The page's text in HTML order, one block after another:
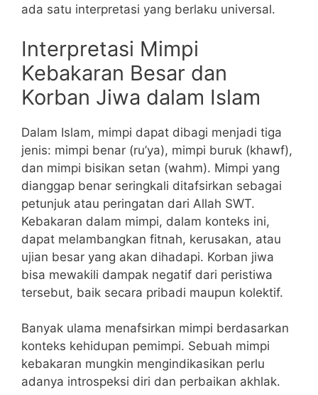
ada satu interpretasi yang berlaku universal.
Interpretasi Mimpi
Kebakaran Besar dan
Korban Jiwa dalam Islam
Dalam Islam, mimpi dapat dibagi menjadi tiga
jenis: mimpi benar (ru’ya), mimpi buruk (khawf),
dan mimpi bisikan setan (wahm). Mimpi yang
dianggap benar seringkali ditafsirkan sebagai
petunjuk atau peringatan dari Allah SWT.
Kebakaran dalam mimpi, dalam konteks ini,
dapat melambangkan fitnah, kerusakan, atau
ujian besar yang akan dihadapi. Korban jiwa
bisa mewakili dampak negatif dari peristiwa
tersebut, baik secara pribadi maupun kolektif.
Banyak ulama menafsirkan mimpi berdasarkan
konteks kehidupan pemimpi. Sebuah mimpi
kebakaran mungkin mengindikasikan perlu
adanya introspeksi diri dan perbaikan akhlak.